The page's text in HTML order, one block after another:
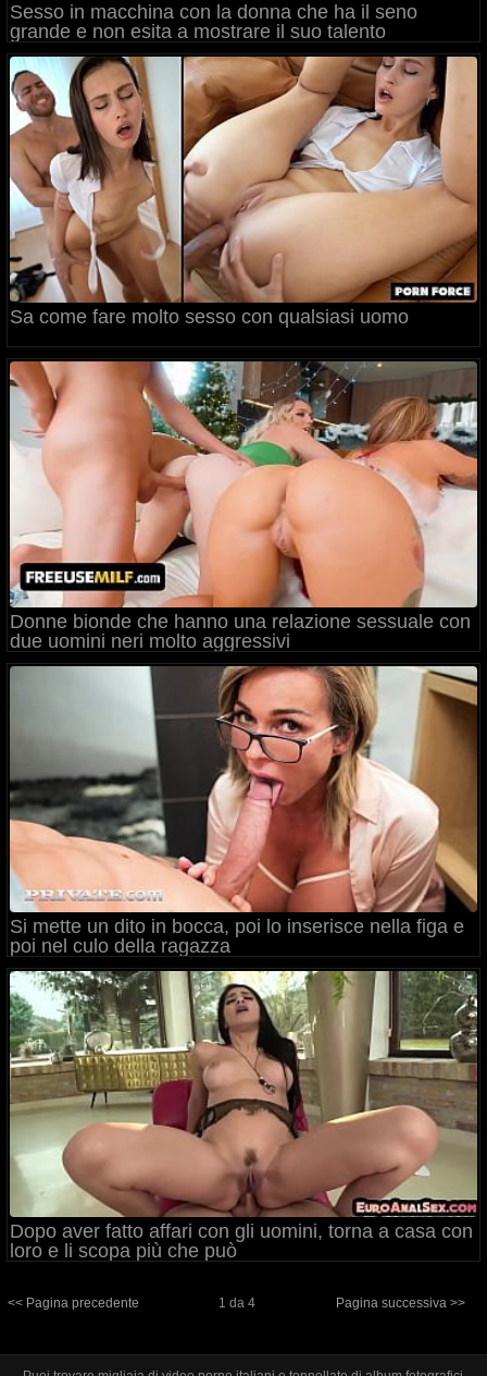
Sesso in macchina con la donna che ha il seno
grande e non esita a mostrare il suo talento
Sa come fare molto sesso con qualsiasi uomo
Donne bionde che hanno una relazione sessuale con
due uomini neri molto aggressivi
Si mette un dito in bocca, poi lo inserisce nella figa e
poi nel culo della ragazza
Dopo aver fatto affari con gli uomini, torna a casa con
loro e li scopa più che può
<< Pagina precedente 1 da 4 Pagina successiva >>